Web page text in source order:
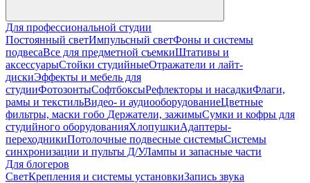
Для профессиональной студии
Постоянный светИмпульсный светФоны и системы
подвесаВсе для предметной съемкиШтативы и
аксессуарыСтойки студийныеОтражатели и лайт-
дискиЭффекты и мебель для
студииФотозонтыСофтбоксыРефлекторы и насадкиФлаги,
рамы и текстильВидео- и аудиооборудованиеЦветные
фильтры, маски гобо Держатели, зажимыСумки и кофры для
студийного оборудованияХлопушкиАдаптеры-
переходникиПотолочные подвесные системыСистемы
синхронизации и пульты Д/УЛампы и запасные части
Для блогеров
СветКрепления и системы установкиЗапись звука